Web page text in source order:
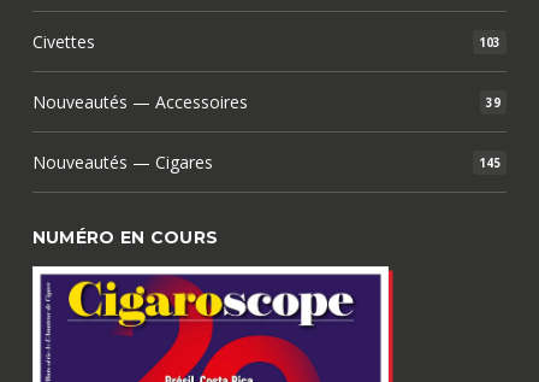
Civettes 103
Nouveautés — Accessoires 39
Nouveautés — Cigares 145
NUMÉRO EN COURS